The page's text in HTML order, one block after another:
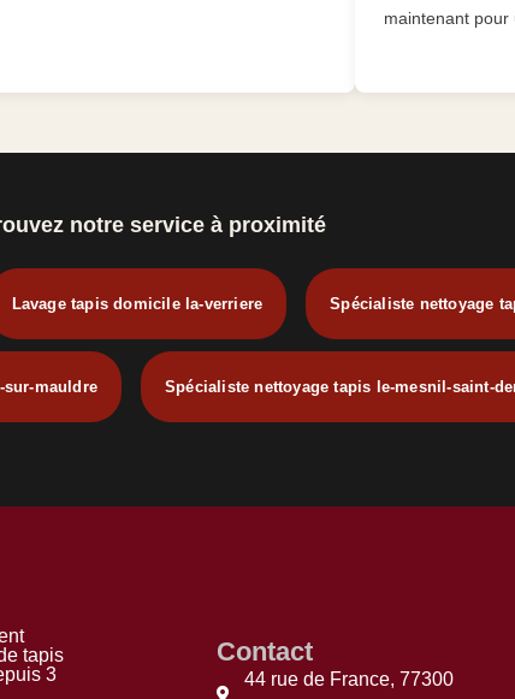
maintenant pour
notre service à proximité
Lavage tapis domicile la-verriere Spécialiste nettoyage
sur-mauldre Spécialiste nettoyage tapis le-mesnil-saint-
tapis
3
Contact
44 rue de France, 77300